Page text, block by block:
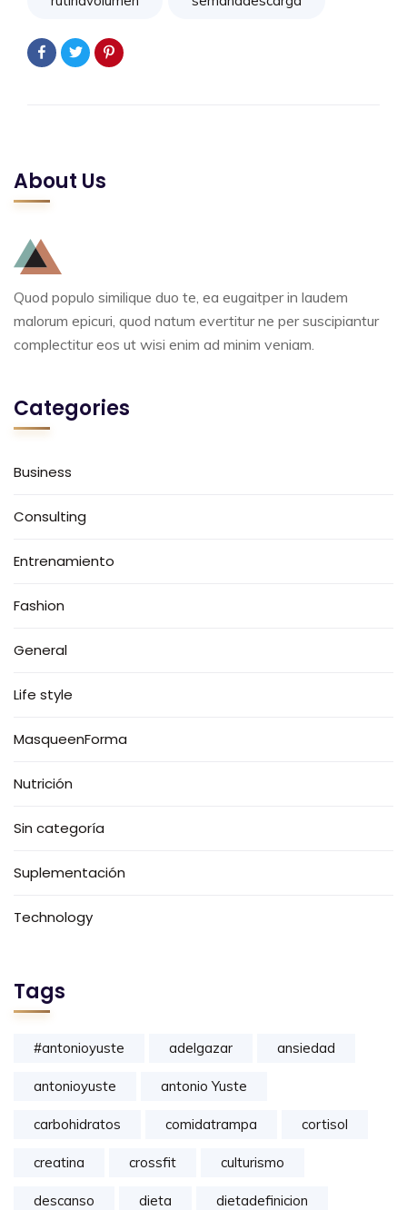
About Us
Quod populo similique duo te, ea eugaitper in laudem
malorum epicuri, quod natum evertitur ne per suscipiantur
complectitur eos ut wisi enim ad minim veniam.
Categories
Business
Consulting
Entrenamiento
Fashion
General
Life style
MasqueenForma
Nutrición
Sin categoría
Suplementación
Technology
Tags
#antonioyuste adelgazar ansiedad
antonioyuste antonio Yuste
carbohidratos comidatrampa cortisol
creatina crossfit culturismo
descanso dieta dietadefinicion